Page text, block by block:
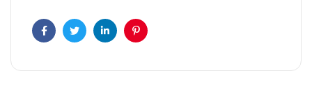
FacebookTwitterLinkedinPinterest